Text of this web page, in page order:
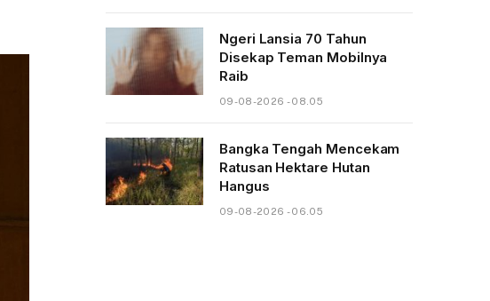
Ngeri Lansia 70 Tahun
Disekap Teman Mobilnya
Raib
09-08-2026 - 08.05
Bangka Tengah Mencekam
Ratusan Hektare Hutan
Hangus
09-08-2026 - 06.05